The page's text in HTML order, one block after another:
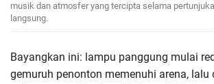
musik dan atmosfer yang tercipta selama
langsung.
Bayangkan ini: lampu panggung mulai
gemuruh penonton memenuhi arena, lalu